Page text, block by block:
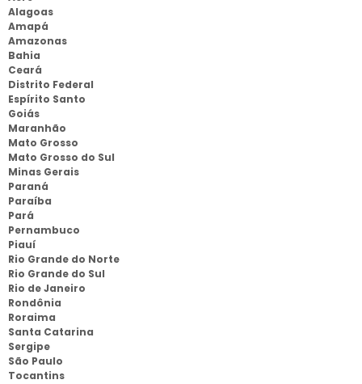
Alagoas
Amapá
Amazonas
Bahia
Ceará
Distrito Federal
Espírito Santo
Goiás
Maranhão
Mato Grosso
Mato Grosso do Sul
Minas Gerais
Paraná
Paraíba
Pará
Pernambuco
Piauí
Rio Grande do Norte
Rio Grande do Sul
Rio de Janeiro
Rondônia
Roraima
Santa Catarina
Sergipe
São Paulo
Tocantins